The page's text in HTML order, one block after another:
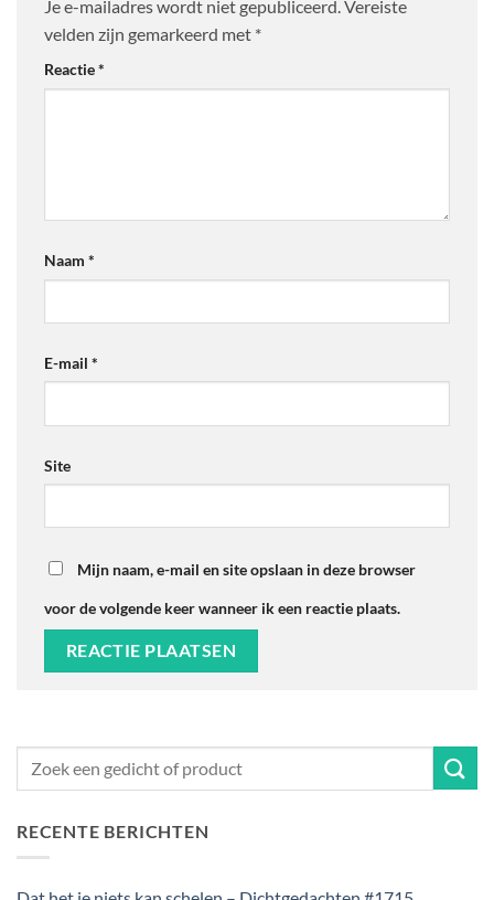
Je e-mailadres wordt niet gepubliceerd.Vereiste
velden zijn gemarkeerd met *
Reactie*
Naam *
E-mail *
Site
Mijn naam, e-mail en site opslaan in deze browser
voor de volgende keer wanneer ik een reactie plaats.
RECENTE BERICHTEN